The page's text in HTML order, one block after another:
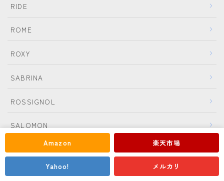
Amazon 楽天市場
Yahoo! メルカリ
RIDE
ROME
ROXY
SABRINA
ROSSIGNOL
SALOMON